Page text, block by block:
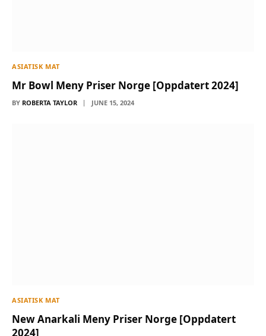
ASIATISK MAT
Mr Bowl Meny Priser Norge [Oppdatert 2024]
BY ROBERTA TAYLOR JUNE 15, 2024
ASIATISK MAT
New Anarkali Meny Priser Norge [Oppdatert
2024]